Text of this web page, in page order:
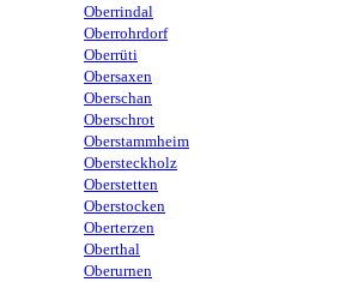
Oberrindal
Oberrohrdorf
Oberrüti
Obersaxen
Oberschan
Oberschrot
Oberstammheim
Obersteckholz
Oberstetten
Oberstocken
Oberterzen
Oberthal
Oberurnen